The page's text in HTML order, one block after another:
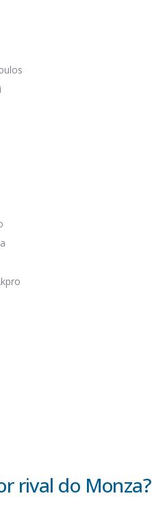
rival do Monza?